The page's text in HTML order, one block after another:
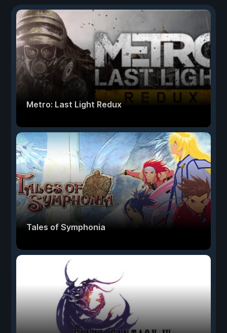
Metro: Last Light Redux
Tales of Symphonia